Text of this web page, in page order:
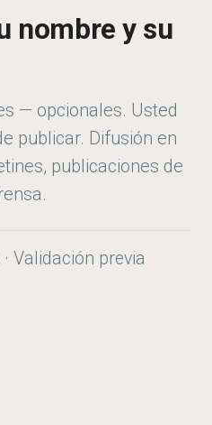
nombre y su
— opcionales. Usted
publicar. Difusión en
publicaciones de
Validación previa